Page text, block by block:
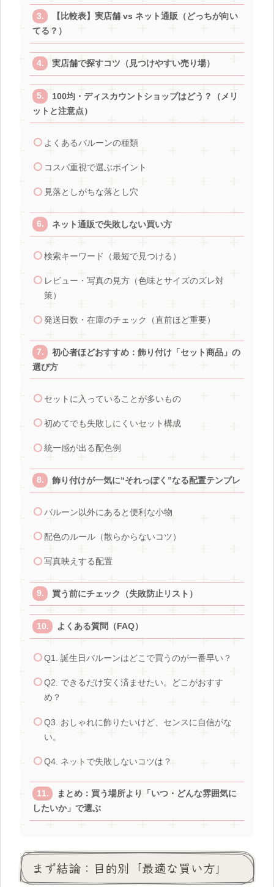
【比較表】実店舗 vs ネット通販（どっちが向い
てる？）
実店舗で探すコツ（見つけやすい売り場）
100均・ディスカウントショップはどう？（メリ
ットと注意点）
よくあるバルーンの種類
コスパ重視で選ぶポイント
見落としがちな落とし穴
ネット通販で失敗しない買い方
検索キーワード（最短で見つける）
レビュー・写真の見方（色味とサイズのズレ対
策）
発送日数・在庫のチェック（直前ほど重要）
初心者ほどおすすめ：飾り付け「セット商品」の
選び方
セットに入っていることが多いもの
初めてでも失敗しにくいセット構成
統一感が出る配色例
飾り付けが一気に“それっぽく”なる配置テンプレ
バルーン以外にあると便利な小物
配色のルール（散らからないコツ）
写真映えする配置
買う前にチェック（失敗防止リスト）
よくある質問（FAQ）
Q1. 誕生日バルーンはどこで買うのが一番早い？
Q2. できるだけ安く済ませたい。どこがおすす
め？
Q3. おしゃれに飾りたいけど、センスに自信がな
い。
Q4. ネットで失敗しないコツは？
まとめ：買う場所より「いつ・どんな雰囲気に
したいか」で選ぶ
まず結論：目的別「最適な買い方」